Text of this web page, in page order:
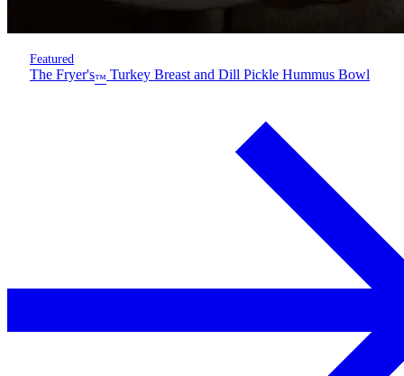
Featured
The Fryer's™ Turkey Breast and Dill Pickle Hummus Bowl